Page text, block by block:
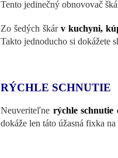
Tento jedinečný obnovovač
Zo šedých škárv kuchyni,
Takto jednoducho si dokážete
RÝCHLE SCHNUTIE
Neuveriteľne rýchle schnutie
dokáže len táto úžasná fixka na